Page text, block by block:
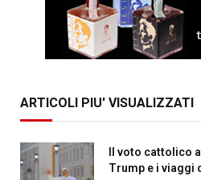
ARTICOLI PIU' VISUALIZZATI
Il voto cattolico
Trump e i viaggi